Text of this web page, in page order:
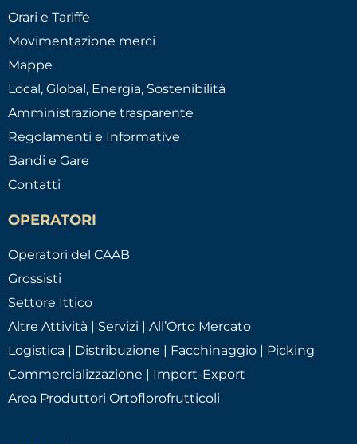
Orari e Tariffe
Movimentazione merci
Mappe
Local, Global, Energia, Sostenibilità
Amministrazione trasparente
Regolamenti e Informative
Bandi e Gare
Contatti
OPERATORI
Operatori del CAAB
Grossisti
Settore Ittico
Altre Attività | Servizi | All’Orto Mercato
Logistica | Distribuzione | Facchinaggio | Picking
Commercializzazione | Import-Export
Area Produttori Ortoflorofrutticoli